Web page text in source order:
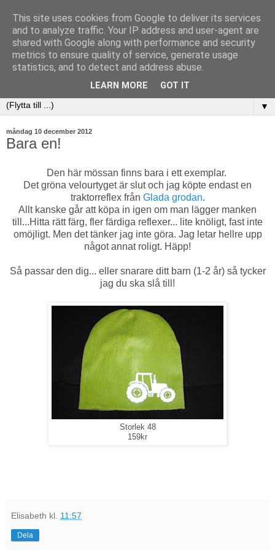
▼
måndag 10 december 2012
Bara en!
Den här mössan finns bara i ett exemplar.
Det gröna velourtyget är slut och jag köpte endast en
traktorreflex från Glada grodan.
Allt kanske går att köpa in igen om man lägger manken
till...Hitta rätt färg, fler färdiga reflexer... lite knöligt, fast inte
omöjligt. Men det tänker jag inte göra. Jag letar hellre upp
något annat roligt. Häpp!
Så passar den dig... eller snarare ditt barn (1-2 år) så tycker
jag du ska slå till!
Storlek 48
159kr
Elisabeth kl. 11:57
Dela
This site uses cookies from Google to deliver its services
and to analyze traffic. Your IP address and user-agent are
shared with Google along with performance and security
metrics to ensure quality of service, generate usage
statistics, and to detect and address abuse.
LEARN MORE GOT IT